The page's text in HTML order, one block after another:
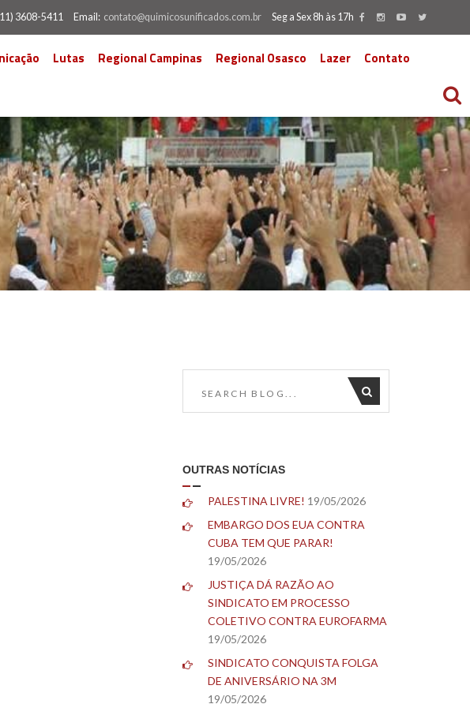
3608-5411 Email: contato@quimicosunificados.com.br Seg a Sex 8h às 17h
Lutas Regional Campinas Regional Osasco Lazer
Contato
OUTRAS NOTÍCIAS
PALESTINA LIVRE! 19/05/2026
EMBARGO DOS EUA CONTRA
CUBA TEM QUE PARAR!
19/05/2026
JUSTIÇA DÁ RAZÃO AO
SINDICATO EM PROCESSO
COLETIVO CONTRA EUROFARMA
19/05/2026
SINDICATO CONQUISTA FOLGA
DE ANIVERSÁRIO NA 3M
19/05/2026